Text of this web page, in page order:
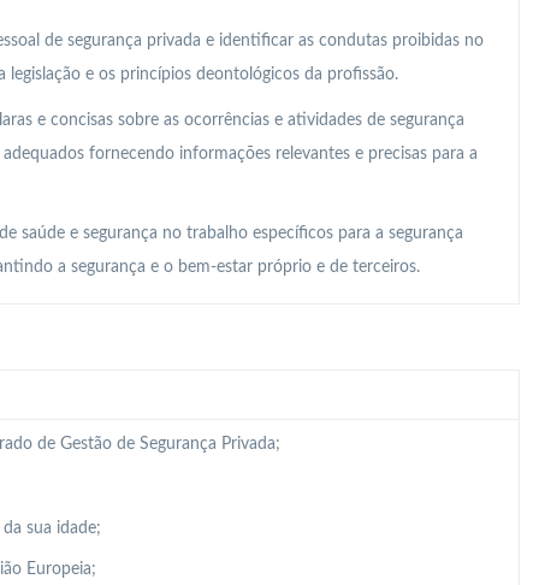
de segurança privada e identificar as condutas proibidas no
e os princípios deontológicos da profissão.
e concisas sobre as ocorrências e atividades de segurança
fornecendo informações relevantes e precisas para a
saúde e segurança no trabalho específicos para a segurança
a segurança e o bem-estar próprio e de terceiros.
de Gestão de Segurança Privada;
sua idade;
Europeia;